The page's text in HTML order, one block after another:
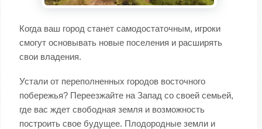
Когда ваш город станет самодостаточным, игроки
смогут основывать новые поселения и расширять
свои владения.
Устали от переполненных городов восточного
побережья? Переезжайте на Запад со своей семьей,
где вас ждет свободная земля и возможность
построить свое будущее. Плодородные земли и